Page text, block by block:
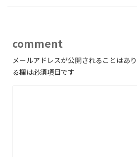
comment
メールアドレスが公開されることはあり
る欄は必須項目です